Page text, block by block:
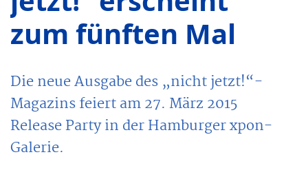
zum fünften Mal
Die neue Ausgabe des „nicht jetzt!“-
Magazins feiert am 27. März 2015
Release Party in der Hamburger xpon-
Galerie.